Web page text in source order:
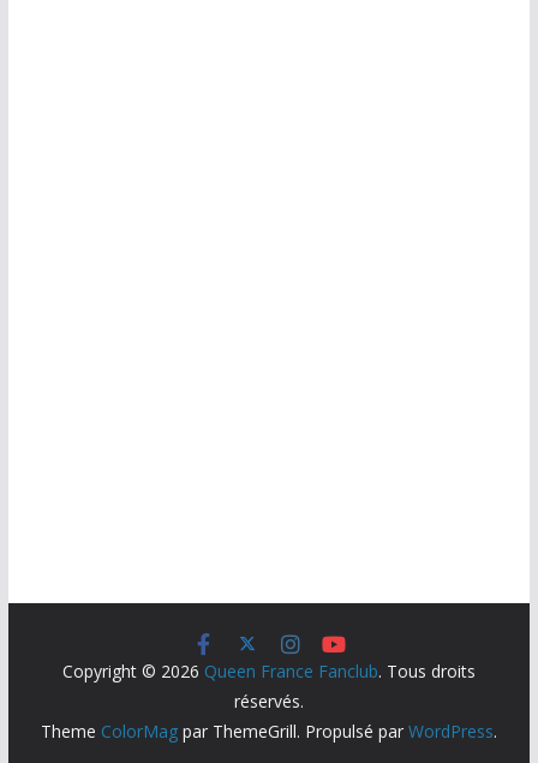
Copyright © 2026 Queen France Fanclub. Tous droits
réservés.
Theme ColorMagpar ThemeGrill. Propulsé par WordPress.